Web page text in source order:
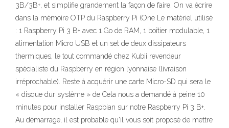
3B/3B+, et simplifie grandement la façon de faire. On va écrire
dans la mémoire OTP du Raspberry Pi (One Le matériel utilisé
: 1 Raspberry Pi 3 B+ avec 1 Go de RAM, 1 boîtier modulable, 1
alimentation Micro USB et un set de deux dissipateurs
thermiques, le tout commandé chez Kubii revendeur
spécialiste du Raspberry en région lyonnaise (livraison
irréprochable). Reste à acquérir une carte Micro-SD qui sera le
« disque dur système » de Cela nous a demandé à peine 10
minutes pour installer Raspbian sur notre Raspberry Pi 3 B+.
Au démarrage, il est probable qu'il vous soit proposé de mettre